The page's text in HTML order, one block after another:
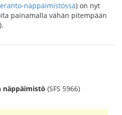
näppäimistössä) on nyt
painamalla vähän pitempään
näppäimistö (SFS 5966)